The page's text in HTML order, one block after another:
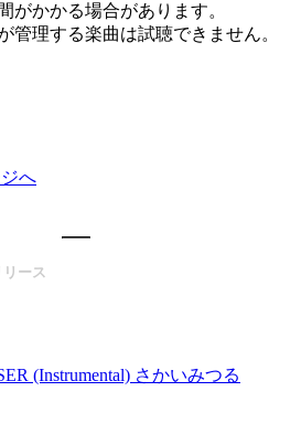
かかる場合があります。
管理する楽曲は試聴できません。
へ
ース
(Instrumental) さかいみつる